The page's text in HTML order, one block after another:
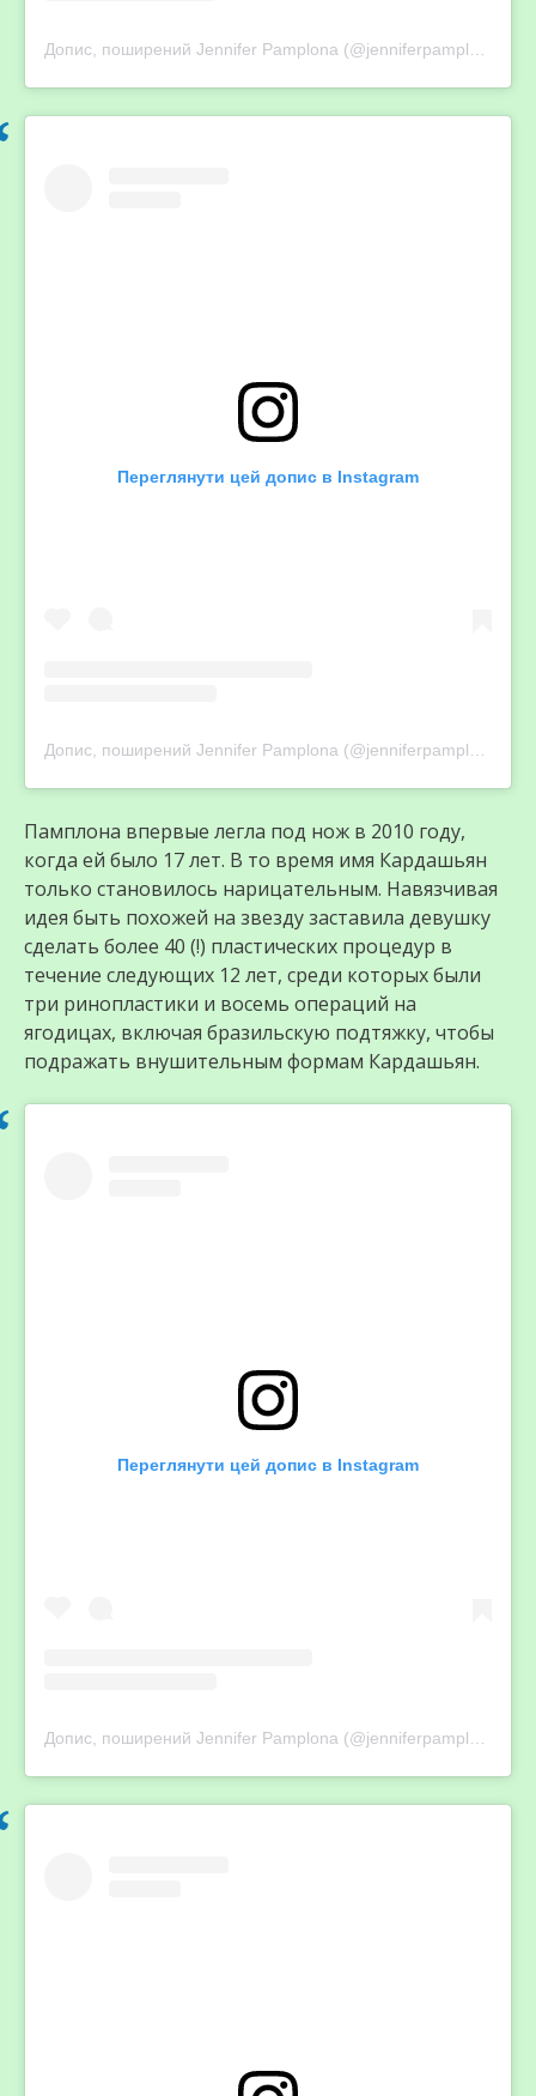
Переглянути цей допис в Instagram
Памплона впервые легла под нож в 2010 году,
когда ей было 17 лет. В то время имя Кардашьян
только становилось нарицательным. Навязчивая
идея быть похожей на звезду заставила девушку
сделать более 40 (!) пластических процедур в
течение следующих 12 лет, среди которых были
три ринопластики и восемь операций на
ягодицах, включая бразильскую подтяжку, чтобы
подражать внушительным формам Кардашьян.
Переглянути цей допис в Instagram
Допис, поширений Jennifer Pamplona (@jenniferpamplona)